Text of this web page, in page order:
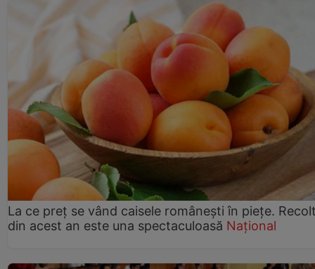
La ce preț se vând caisele românești în piețe.
din acest an este una spectaculoasă Național